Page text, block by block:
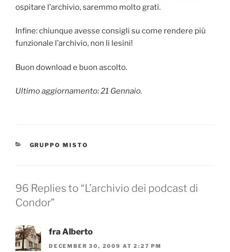
ospitare l’archivio, saremmo molto grati.
Infine: chiunque avesse consigli su come rendere più
funzionale l’archivio, non li lesini!
Buon download e buon ascolto.
Ultimo aggiornamento: 21 Gennaio.
CATEGORIES
GRUPPO MISTO
96 Replies to “L’archivio dei podcast di
Condor”
fra Alberto
DECEMBER 30, 2009 AT 2:27 PM